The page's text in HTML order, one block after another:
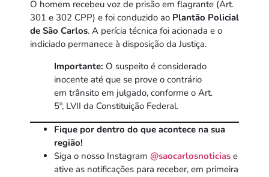
O homem recebeu voz de prisão em flagrante (Art.
301 e 302 CPP) e foi conduzido ao Plantão Policial
de São Carlos. A perícia técnica foi acionada e o
indiciado permanece à disposição da Justiça.
Importante: O suspeito é considerado
inocente até que se prove o contrário
em trânsito em julgado, conforme o Art.
5º, LVII da Constituição Federal.
Fique por dentro do que acontece na sua
região!
Siga o nosso Instagram @saocarlosnoticias e
ative as notificações para receber, em primeira